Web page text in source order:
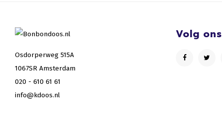
Osdorperweg 515A
1067SR Amsterdam
020 - 610 61 61
info@kdoos.nl
Volg ons